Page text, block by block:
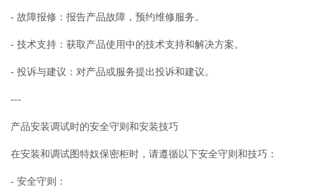
- 故障报修：报告产品故障，预约维修服务。
- 技术支持：获取产品使用中的技术支持和解决方案。
- 投诉与建议：对产品或服务提出投诉和建议。
---
产品安装调试时的安全守则和安装技巧
在安装和调试图特奴保密柜时，请遵循以下安全守则和技巧：
- 安全守则：